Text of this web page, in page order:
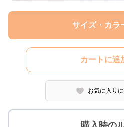
サイズ・カラ
カートに追
お気に入り